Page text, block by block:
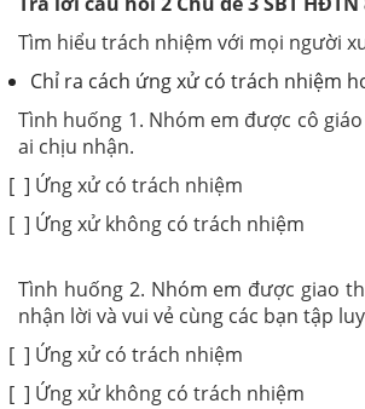
Tìm hiểu trách nhiệm với mọi người
Chỉ ra cách ứng xử có trách nhiệm
Tình huống 1. Nhóm em được cô
ai chịu nhận.
[ ] Ứng xử có trách nhiệm
[ ] Ứng xử không có trách nhiệm
Tình huống 2. Nhóm em được giao
nhận lời và vui vẻ cùng các bạn tập
[ ] Ứng xử có trách nhiệm
[ ] Ứng xử không có trách nhiệm